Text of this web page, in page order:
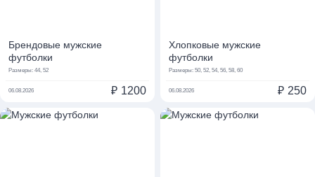
Брендовые мужские
футболки
Размеры: 44, 52
06.08.2026 ₽ 1200
Хлопковые мужские
футболки
Размеры: 50, 52, 54, 56, 58, 60
06.08.2026 ₽ 250